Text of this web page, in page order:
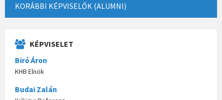
KORÁBBI KÉPVISELŐK (ALUMNI)
KÉPVISELET
Biró Áron
KHB Elnök
Budai Zalán